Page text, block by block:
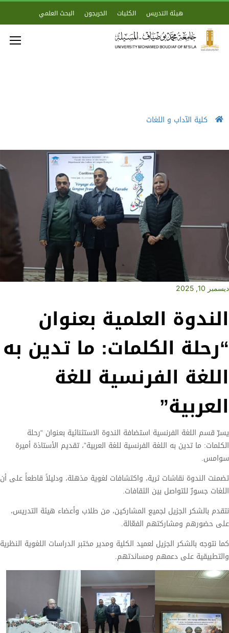
هيئة التدريس الكليات الخريجون البحث العلمي
كلية الآداب و اللغات
ديسمبر 10, 2025
الندوة العلمية بعنوان
“رحلة الكلمات: ما تدين به
اللغة الفرنسية للغة
العربية”
يسرّ قسم اللغة الفرنسية استضافة الندوة الاستثنائية بعنوان “رحلة
الكلمات: ما تدين به اللغة الفرنسية للغة العربية”، تقديم الأستاذة أميرة
سوامس.
تضمنت الندوة نقاشات ثرية، واكتشافات لغوية مذهلة، ودليلاً قاطعاً على أن
اللغات جسورٌ للتواصل بين الثقافات.
نتقدم بالشكر الجزيل لجميع المشاركين، من طلاب وأعضاء هيئة التدريس،
على حضورهم ومشاركتهم الفعّالة.
كما نتوجه بالشكر الجزيل لعميد الكلية ومدير مختبر الدراسات اللغوية النظرية
والتطبيقية على دعمهم ومساندتهم.